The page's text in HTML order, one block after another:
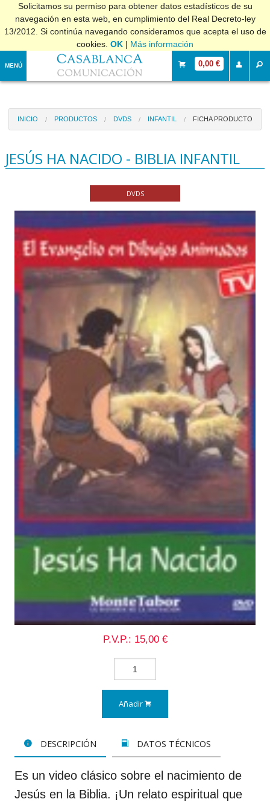
Solicitamos su permiso para obtener datos estadísticos de su
navegación en esta web, en cumplimiento del Real Decreto-ley
13/2012. Si continúa navegando consideramos que acepta el uso de
cookies. OK | Más información
MENÚ 0,00 €
INICIO PRODUCTOS DVDS INFANTIL FICHA PRODUCTO
JESÚS HA NACIDO - BIBLIA INFANTIL
DVDS
P.V.P.: 15,00 €
Añadir
DESCRIPCIÓN DATOS TÉCNICOS
Es un video clásico sobre el nacimiento de
Jesús en la Biblia. ¡Un relato espiritual que